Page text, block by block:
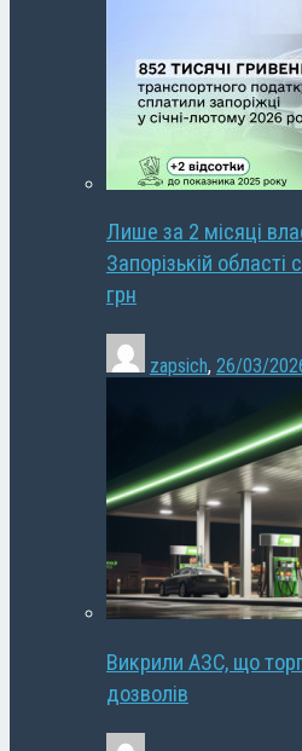
Лише за 2 місяці
Запорізькій
грн
zapsich, 26/03/
Викрили АЗС, що
дозволів